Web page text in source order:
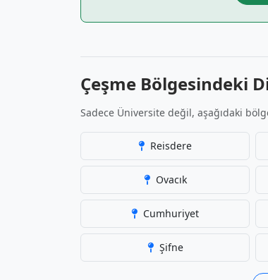
Çeşme Bölgesindeki
Sadece Üniversite değil, aşağıdaki
Reisdere
Ovacık
Cumhuriyet
Şifne